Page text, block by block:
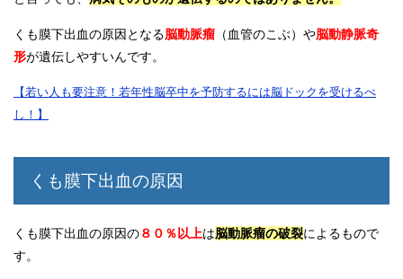
くも膜下出血の原因となる脳動脈瘤 （血管のこぶ）や脳動静脈奇
形が遺伝しやすいんです。
【若い人も要注意！若年性脳卒中を予防するには脳ドックを受けるべ
し！】
くも膜下出血の原因
くも膜下出血の原因の８０％以上は脳動脈瘤の破裂によるもので
す。